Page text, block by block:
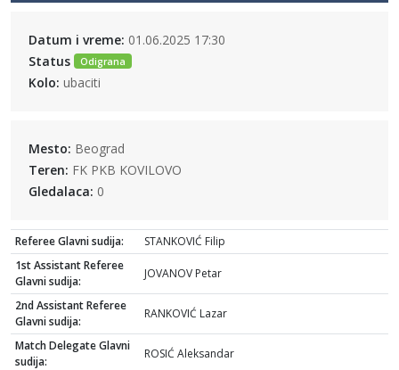
Datum i vreme: 01.06.2025 17:30
Status
Odigrana
Kolo: ubaciti
Mesto: Beograd
Teren: FK PKB KOVILOVO
Gledalaca: 0
Referee Glavni sudija:
STANKOVIĆ Filip
1st Assistant Referee
Glavni sudija:
JOVANOV Petar
2nd Assistant Referee
Glavni sudija:
RANKOVIĆ Lazar
Match Delegate Glavni
sudija:
ROSIĆ Aleksandar